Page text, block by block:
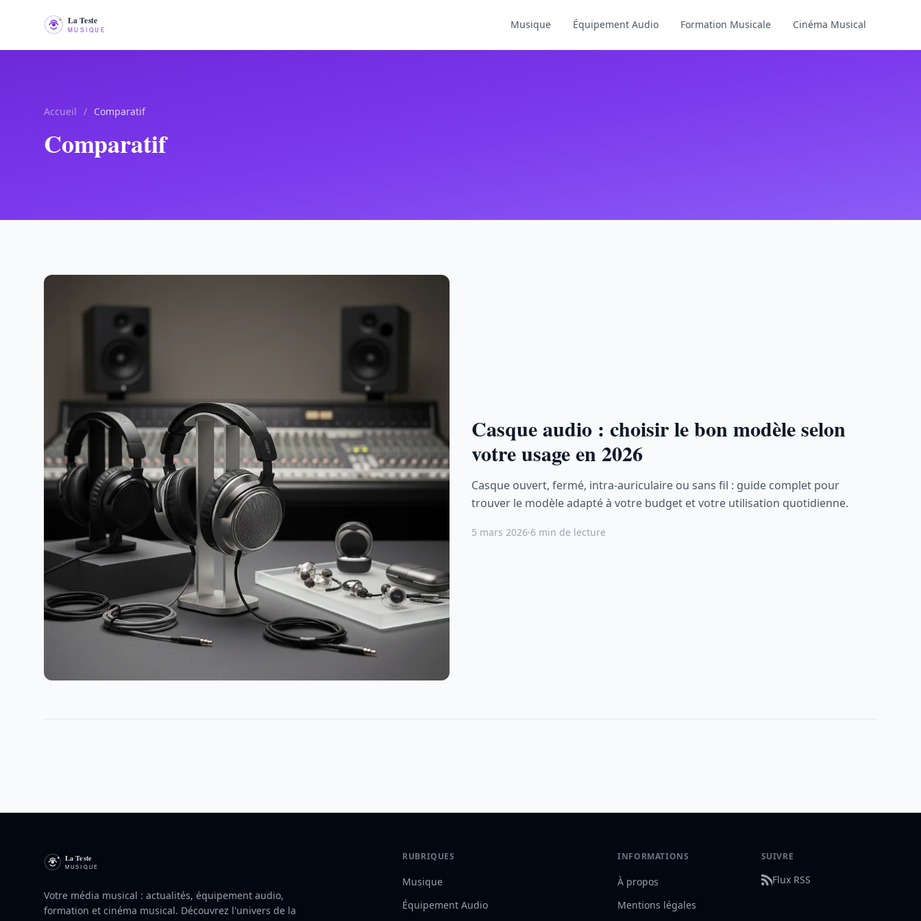
Musique Équipement Audio Formation Musicale Cinéma Musical
Accueil / Comparatif
Comparatif
Casque audio : choisir le bon modèle selon
votre usage en 2026
Casque ouvert, fermé, intra-auriculaire ou sans fil : guide complet pour
trouver le modèle adapté à votre budget et votre utilisation quotidienne.
5 mars 2026 6 min de lecture
Votre média musical : actualités, équipement audio,
formation et cinéma musical. Découvrez l'univers de la
RUBRIQUES
Musique
Équipement Audio
INFORMATIONS
À propos
Mentions légales
SUIVRE
Flux RSS